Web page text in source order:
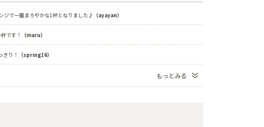
ジで一層まろやかな1杯となりました♪ （ayayan）
です！ （maru）
り！ （spring16）
もっとみる